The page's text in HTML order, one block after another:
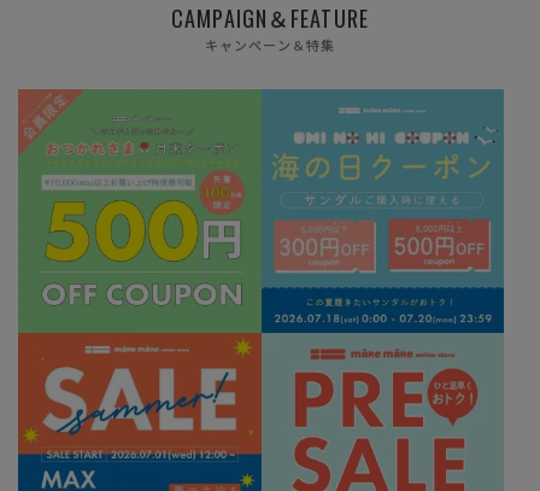
CAMPAIGN＆FEATURE
キャンペーン＆特集